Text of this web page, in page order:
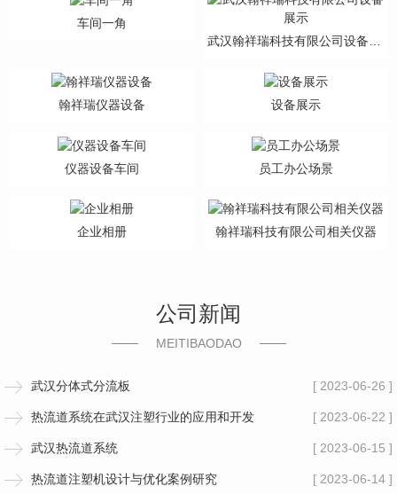
车间一角
翰祥瑞仪器设备 设备展示
仪器设备车间 员工办公场景
企业相册 翰祥瑞科技有限公司相关仪器
公司新闻
MEITIBAODAO
[ 2023-06-26 ]
武汉分体式分流板
[ 2023-06-22 ]
热流道系统在武汉注塑行业的应用和开发
[ 2023-06-15 ]
武汉热流道系统
[ 2023-06-14 ]
热流道注塑机设计与优化案例研究